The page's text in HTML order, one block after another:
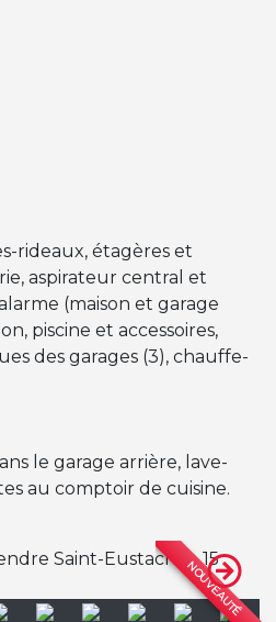
rideaux, étagères et
aspirateur central et
(maison et garage
piscine et accessoires,
des garages (3), chauffe-
le garage arrière, lave-
au comptoir de cuisine.
NOUVEAUTÉ